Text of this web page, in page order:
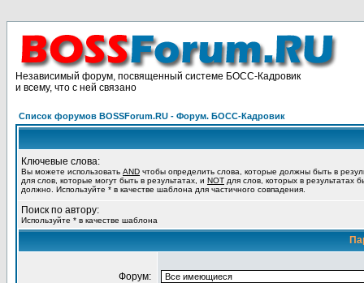
Независимый форум, посвященный системе БОСС-Кадровик
и всему, что с ней связано
Список форумов BOSSForum.RU - Форум. БОСС-Кадровик
Ключевые слова:
Вы можете использовать AND чтобы определить слова, которые должны быть в
для слов, которые могут быть в результатах, и NOT для слов, которых в результатах
должно. Используйте * в качестве шаблона для частичного совпадения.
Поиск по автору:
Используйте * в качестве шаблона
Форум: